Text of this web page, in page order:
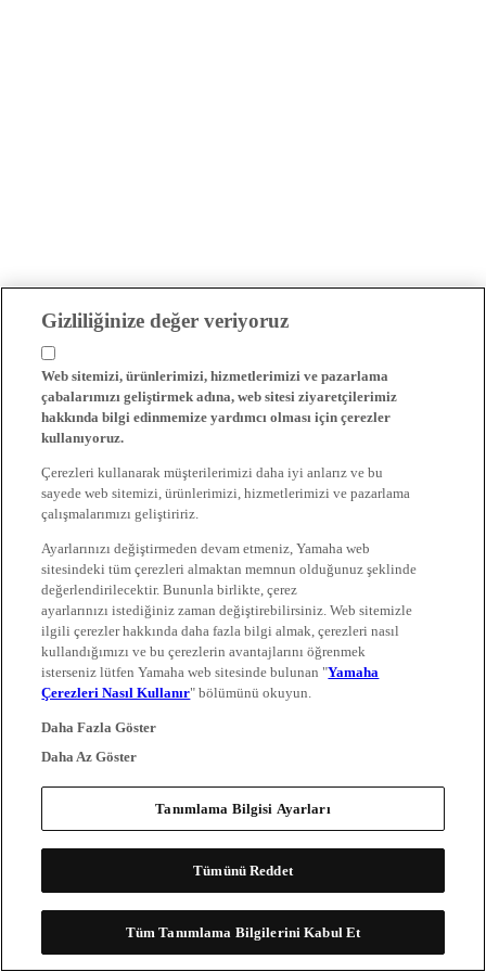
Gizliliğinize değer veriyoruz
Web sitemizi, ürünlerimizi, hizmetlerimizi ve pazarlama
çabalarımızı geliştirmek adına, web sitesi ziyaretçilerimiz
hakkında bilgi edinmemize yardımcı olması için çerezler
kullanıyoruz.
Çerezleri kullanarak müşterilerimizi daha iyi anlarız ve bu
sayede web sitemizi, ürünlerimizi, hizmetlerimizi ve pazarlama
çalışmalarımızı geliştiririz.
Ayarlarınızı değiştirmeden devam etmeniz, Yamaha web
sitesindeki tüm çerezleri almaktan memnun olduğunuz şeklinde
değerlendirilecektir. Bununla birlikte, çerez
ayarlarınızı istediğiniz zaman değiştirebilirsiniz. Web sitemizle
ilgili çerezler hakkında daha fazla bilgi almak, çerezleri nasıl
kullandığımızı ve bu çerezlerin avantajlarını öğrenmek
isterseniz lütfen Yamaha web sitesinde bulunan "Yamaha
Çerezleri Nasıl Kullanır" bölümünü okuyun.
Daha Fazla Göster
Daha Az Göster
Tanımlama Bilgisi Ayarları
Tümünü Reddet
Tüm Tanımlama Bilgilerini Kabul Et